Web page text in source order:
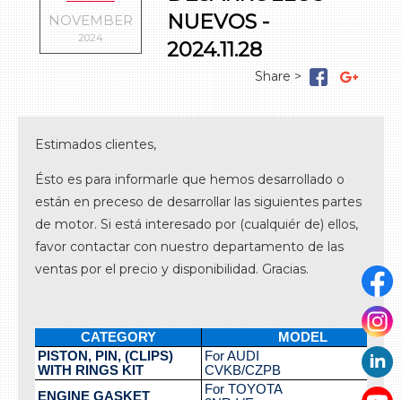
El trén de válvulas
L
o
s
c
o
m
p
o
n
e
n
t
e
s
d
e
di
s
t
ri
b
u
ci
ó
n
El sistema de refresco
El sistema de lubricación
El sistema de combustible
El sistema del encendido
El sistema del turbo
Las partes del diversos
LOG IN NOVEMBER
2024
NUEVOS -
2024.11.28
Estimados clientes,
Ésto es para informarle que hemos desarrollado o
están en preceso de desarrollar las siguientes partes
de motor. Si está interesado por (cualquiér de) ellos,
favor contactar con nuestro departamento de las
ventas por el precio y disponibilidad. Gracias.